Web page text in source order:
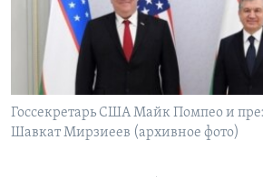
Learning English
СОЦИАЛЬНЫЕ СЕТИ
Госсекретарь США Майк Помпео и
Шавкат Мирзиеев (архивное фото)